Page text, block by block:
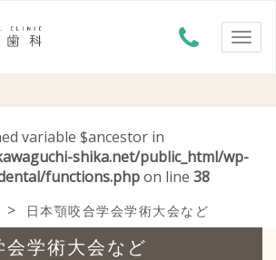
variable $ancestor in
shika.net/public_html/wp-
functions.phpon line 38
> 日本顎咬合学会学術大会など
会学術大会など